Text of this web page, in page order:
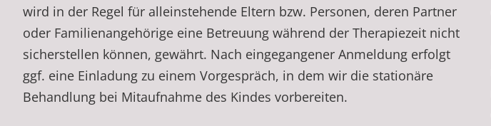
wird in der Regel für alleinstehende Eltern bzw. Personen, deren Partner
oder Familienangehörige eine Betreuung während der Therapiezeit nicht
sicherstellen können, gewährt. Nach eingegangener Anmeldung erfolgt
ggf. eine Einladung zu einem Vorgespräch, in dem wir die stationäre
Behandlung bei Mitaufnahme des Kindes vorbereiten.